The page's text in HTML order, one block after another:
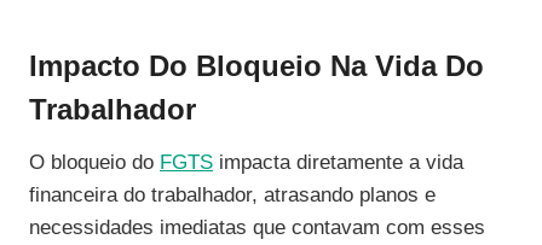
Impacto Do Bloqueio Na Vida Do
Trabalhador
O bloqueio do FGTS impacta diretamente a vida
financeira do trabalhador, atrasando planos e
necessidades imediatas que contavam com esses